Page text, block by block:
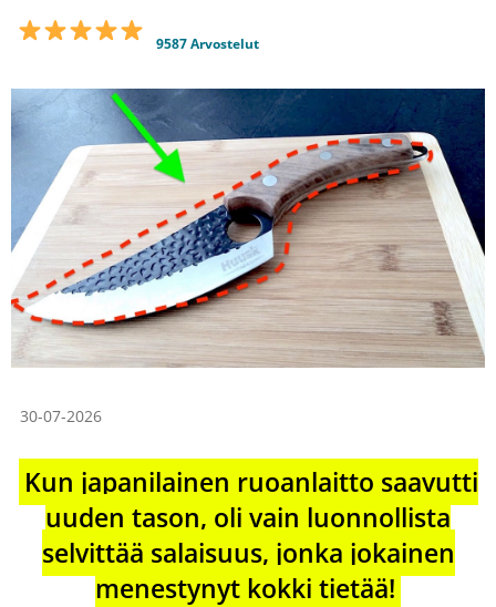
9587 Arvostelut
30-07-2026
Kun japanilainen ruoanlaitto saavutti
uuden tason, oli vain luonnollista
selvittää salaisuus, jonka jokainen
menestynyt kokki tietää!